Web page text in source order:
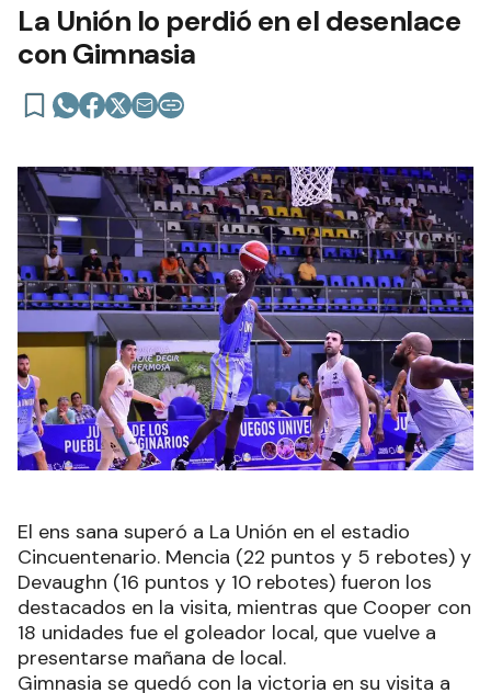
La Unión lo perdió en el desenlace
con Gimnasia
El ens sana superó a La Unión en el estadio
Cincuentenario. Mencia (22 puntos y 5 rebotes) y
Devaughn (16 puntos y 10 rebotes) fueron los
destacados en la visita, mientras que Cooper con
18 unidades fue el goleador local, que vuelve a
presentarse mañana de local.
Gimnasia se quedó con la victoria en su visita a